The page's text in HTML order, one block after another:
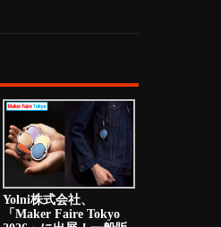
Yolni株式会社、
「Maker Faire Tokyo